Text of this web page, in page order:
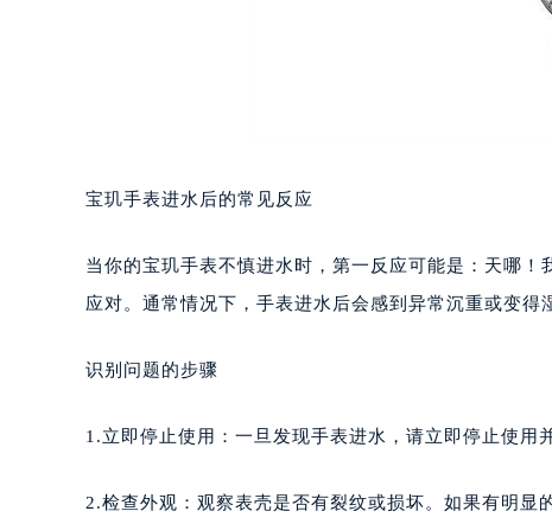
宝玑手表进水后的常见反应
当你的宝玑手表不慎进水时，第一反应可能是：天哪
应对。通常情况下，手表进水后会感到异常沉重或变得
识别问题的步骤
1.立即停止使用：一旦发现手表进水，请立即停止使用
2.检查外观：观察表壳是否有裂纹或损坏。如果有明显